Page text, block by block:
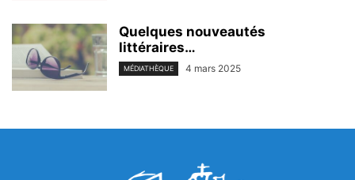
Quelques nouveautés
littéraires…
MÉDIATHÈQUE 4 mars 2025